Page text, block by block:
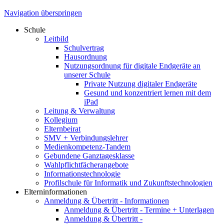
Navigation überspringen
Schule
Leitbild
Schulvertrag
Hausordnung
Nutzungsordnung für digitale Endgeräte an
unserer Schule
Private Nutzung digitaler Endgeräte
Gesund und konzentriert lernen mit dem
iPad
Leitung & Verwaltung
Kollegium
Elternbeirat
SMV + Verbindungslehrer
Medienkompetenz-Tandem
Gebundene Ganztagesklasse
Wahlpflichtfächerangebote
Informationstechnologie
Profilschule für Informatik und Zukunftstechnologien
Elterninformationen
Anmeldung & Übertritt - Informationen
Anmeldung & Übertritt - Termine + Unterlagen
Anmeldung & Übertritt -